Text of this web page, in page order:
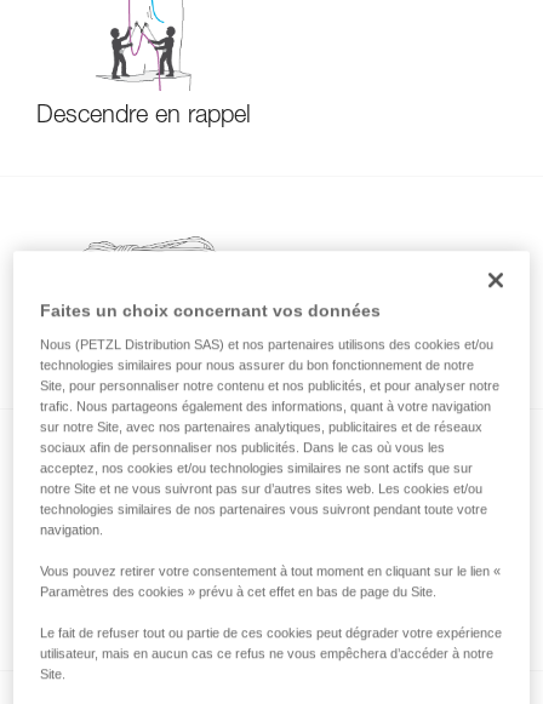
Descendre en rappel
Comportement des cordes neuves
Évolution de la longueur de ma corde après
Faites un choix concernant vos données
Nous (PETZL Distribution SAS) et nos partenaires utilisons des cookies et/ou
technologies similaires pour nous assurer du bon fonctionnement de notre
Site, pour personnaliser notre contenu et nos publicités, et pour analyser notre
trafic. Nous partageons également des informations, quant à votre navigation
sur notre Site, avec nos partenaires analytiques, publicitaires et de réseaux
sociaux afin de personnaliser nos publicités. Dans le cas où vous les
acceptez, nos cookies et/ou technologies similaires ne sont actifs que sur
notre Site et ne vous suivront pas sur d’autres sites web. Les cookies et/ou
technologies similaires de nos partenaires vous suivront pendant toute votre
navigation.
Vous pouvez retirer votre consentement à tout moment en cliquant sur le lien «
Paramètres des cookies » prévu à cet effet en bas de page du Site.
Le fait de refuser tout ou partie de ces cookies peut dégrader votre expérience
utilisateur, mais en aucun cas ce refus ne vous empêchera d’accéder à notre
Site.